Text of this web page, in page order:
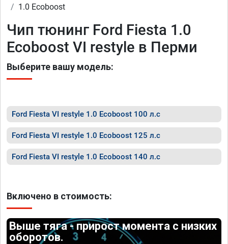
1.0 Ecoboost
Чип тюнинг Ford Fiesta 1.0
Ecoboost VI restyle в Перми
Выберите вашу модель:
Ford Fiesta VI restyle 1.0 Ecoboost 100 л.с
Ford Fiesta VI restyle 1.0 Ecoboost 125 л.с
Ford Fiesta VI restyle 1.0 Ecoboost 140 л.с
Включено в стоимость:
Выше тяга - прирост момента с низких
оборотов.